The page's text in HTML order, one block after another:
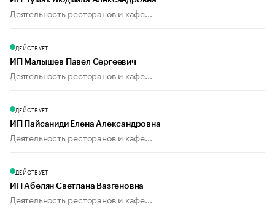
Деятельность ресторанов и кафе...
ДЕЙСТВУЕТ
ИП Малышев Павел Сергеевич
Деятельность ресторанов и кафе...
ДЕЙСТВУЕТ
ИП Пайсаниди Елена Александровна
Деятельность ресторанов и кафе...
ДЕЙСТВУЕТ
ИП Абелян Светлана Вазгеновна
Деятельность ресторанов и кафе...